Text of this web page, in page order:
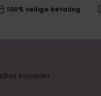
100% veilige betaling